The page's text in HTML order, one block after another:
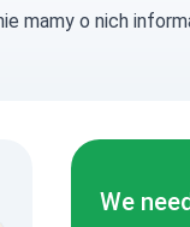
mamy o nich
We